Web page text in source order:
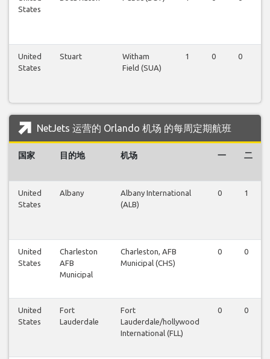
States
United
States
Stuart
Witham
Field (SUA)
1 0 0
NetJets 运营的 Orlando 机场 的每周定期航班
国家 目的地 机场 一 二
United
States
Albany
Albany International
(ALB)
0 1
United
States
Charleston
AFB
Municipal
Charleston, AFB
Municipal (CHS)
0 0
United
States
Fort
Lauderdale
Fort
Lauderdale/hollywood
International (FLL)
0 0